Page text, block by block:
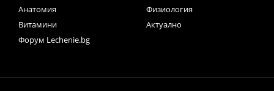
Анатомия
Физиология
Витамини
Актуално
Форум Lechenie.bg